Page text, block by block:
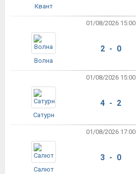
Квант
01/08/2026 15:00
Волна
2 - 0
01/08/2026 15:00
Сатурн
4 - 2
01/08/2026 17:00
Салют
3 - 0